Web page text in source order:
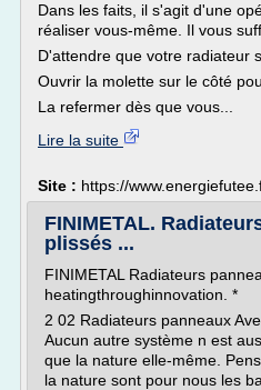
Dans les faits, il s'agit d'une
réaliser vous-même. Il vous
D'attendre que votre radiateur
Ouvrir la molette sur le côté
La refermer dès que vous...
Lire la suite
Site : https://
FINIMETAL.
plissés ...
FINIMETAL Radiateurs
heatingthroughinnovation. *
2 02 Radiateurs panneaux
Aucun autre système n est
que la nature elle-même.
la nature sont pour nous les